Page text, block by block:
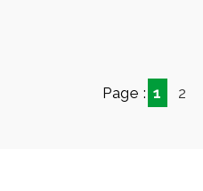
Page : 1 2